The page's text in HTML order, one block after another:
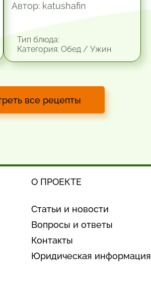
Автор: katushafin
Тип блюда:
Категория: Обед / Ужин
все рецепты
О ПРОЕКТЕ
Статьи и новости
Вопросы и ответы
Контакты
Юридическая информация